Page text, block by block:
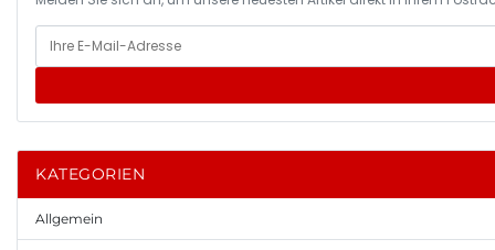
KATEGORIEN
Allgemein